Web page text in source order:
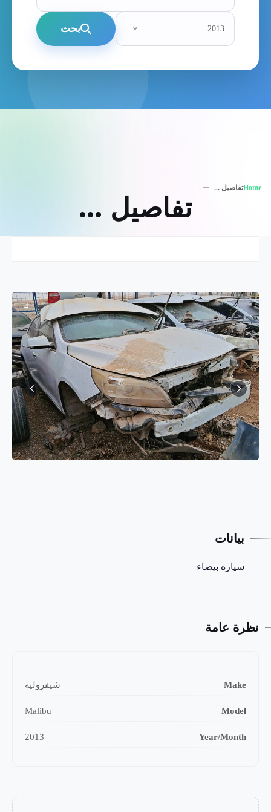
2013 بحث
Homeتفاصيل ...
تفاصيل ...
4
بيانات
سياره بيضاء
نظرة عامة
Make شيفروليه
Model
Malibu
Year/Month
2013